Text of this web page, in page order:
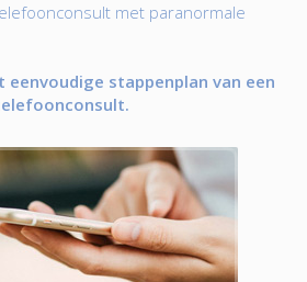
met paranormale
eenvoudige stappenplan van een